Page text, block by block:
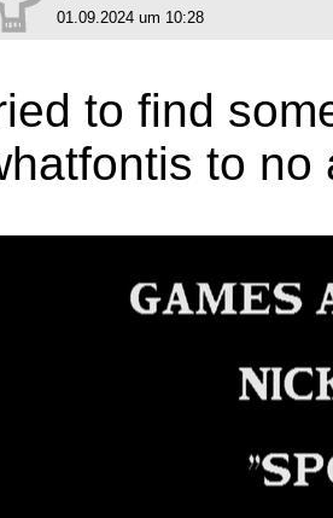
01.09.2024 um 10:28
to find
to no